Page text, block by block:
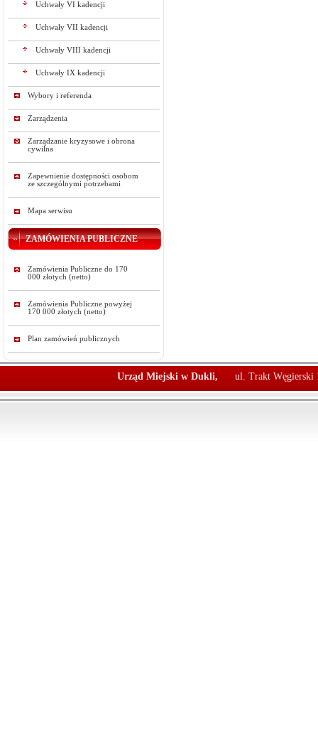
Uchwały VI kadencji
Uchwały VII kadencji
Uchwały VIII kadencji
Uchwały IX kadencji
Wybory i referenda
Zarządzenia
Zarządzanie kryzysowe i obrona
cywilna
Zapewnienie dostępności osobom
ze szczególnymi potrzebami
Mapa serwisu
ZAMÓWIENIA PUBLICZNE
Zamówienia Publiczne do 170
000 złotych (netto)
Zamówienia Publiczne powyżej
170 000 złotych (netto)
Plan zamówień publicznych
Urząd Miejski w Dukli, ul. Trakt Węgierski